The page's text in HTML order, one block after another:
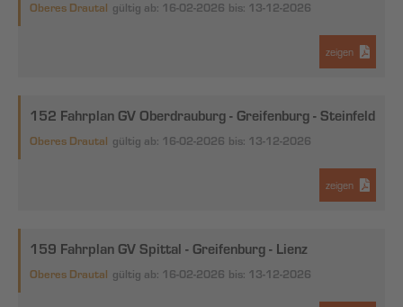
Oberes Drautal gültig ab: 16-02-2026 bis: 13-12-2026
zeigen
152 Fahrplan GV Oberdrauburg - Greifenburg - Steinfeld
Oberes Drautal gültig ab: 16-02-2026 bis: 13-12-2026
zeigen
159 Fahrplan GV Spittal - Greifenburg - Lienz
Oberes Drautal gültig ab: 16-02-2026 bis: 13-12-2026